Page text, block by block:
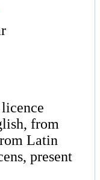
from
Latin
present